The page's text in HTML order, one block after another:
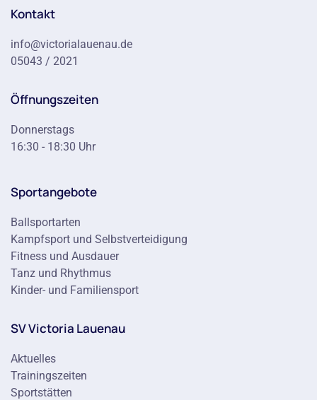
Kontakt
info@victorialauenau.de
05043 / 2021
Öffnungszeiten
Donnerstags
16:30 - 18:30 Uhr
Sportangebote
Ballsportarten
Kampfsport und Selbstverteidigung
Fitness und Ausdauer
Tanz und Rhythmus
Kinder- und Familiensport
SV Victoria Lauenau
Aktuelles
Trainingszeiten
Sportstätten